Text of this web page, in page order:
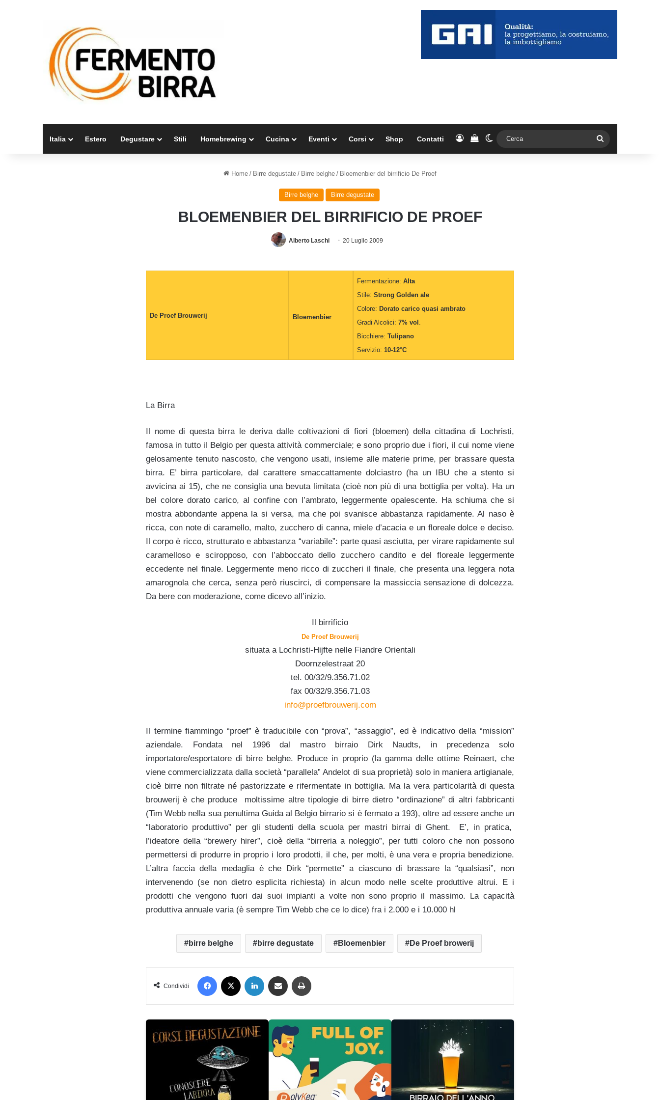
Italia Estero Degustare Stili Homebrewing Cucina Eventi Corsi Shop Contatti AccediVedi il carrello
Cambia aspetto
Home / Birre degustate / Birre belghe / Bloemenbier del birrificio De Proef
Birre belghe Birre degustate
BLOEMENBIER DEL BIRRIFICIO DE PROEF
Alberto Laschi 20 Luglio 2009
De Proef Brouwerij Bloemenbier
Fermentazione: Alta
Stile: Strong Golden ale
Colore: Dorato carico quasi ambrato
Gradi Alcolici: 7% vol .
Bicchiere: Tulipano
Servizio: 10-12°C
La Birra
Il nome di questa birra le deriva dalle coltivazioni di fiori (bloemen) della cittadina di Lochristi,
famosa in tutto il Belgio per questa attività commerciale; e sono proprio due i fiori, il cui nome viene
gelosamente tenuto nascosto, che vengono usati, insieme alle materie prime, per brassare questa
birra. E’ birra particolare, dal carattere smaccattamente dolciastro (ha un IBU che a stento si
avvicina ai 15), che ne consiglia una bevuta limitata (cioè non più di una bottiglia per volta). Ha un
bel colore dorato carico, al confine con l’ambrato, leggermente opalescente. Ha schiuma che si
mostra abbondante appena la si versa, ma che poi svanisce abbastanza rapidamente. Al naso è
ricca, con note di caramello, malto, zucchero di canna, miele d’acacia e un floreale dolce e deciso.
Il corpo è ricco, strutturato e abbastanza “variabile”: parte quasi asciutta, per virare rapidamente sul
caramelloso e sciropposo, con l’abboccato dello zucchero candito e del floreale leggermente
eccedente nel finale. Leggermente meno ricco di zuccheri il finale, che presenta una leggera nota
amarognola che cerca, senza però riuscirci, di compensare la massiccia sensazione di dolcezza.
Da bere con moderazione, come dicevo all’inizio.
Il birrificio
De Proef Brouwerij
situata a Lochristi-Hijfte nelle Fiandre Orientali
Doornzelestraat 20
tel. 00/32/9.356.71.02
fax 00/32/9.356.71.03
info@proefbrouwerij.com
Il termine fiammingo “proef” è traducibile con “prova”, “assaggio”, ed è indicativo della “mission”
aziendale. Fondata nel 1996 dal mastro birraio Dirk Naudts, in precedenza solo
importatore/esportatore di birre belghe. Produce in proprio (la gamma delle ottime Reinaert, che
viene commercializzata dalla società “parallela” Andelot di sua proprietà) solo in maniera artigianale,
cioè birre non filtrate né pastorizzate e rifermentate in bottiglia. Ma la vera particolarità di questa
brouwerij è che produce moltissime altre tipologie di birre dietro “ordinazione” di altri fabbricanti
(Tim Webb nella sua penultima Guida al Belgio birrario si è fermato a 193), oltre ad essere anche un
“laboratorio produttivo” per gli studenti della scuola per mastri birrai di Ghent. E’, in pratica,
l’ideatore della “brewery hirer”, cioè della “birreria a noleggio”, per tutti coloro che non possono
permettersi di produrre in proprio i loro prodotti, il che, per molti, è una vera e propria benedizione.
L’altra faccia della medaglia è che Dirk “permette” a ciascuno di brassare la “qualsiasi”, non
intervenendo (se non dietro esplicita richiesta) in alcun modo nelle scelte produttive altrui. E i
prodotti che vengono fuori dai suoi impianti a volte non sono proprio il massimo. La capacità
produttiva annuale varia (è sempre Tim Webb che ce lo dice) fra i 2.000 e i 10.000 hl
birre belghe birre degustate Bloemenbier De Proef browerij
Condividi
Facebook LinkedIn Condividi via mail